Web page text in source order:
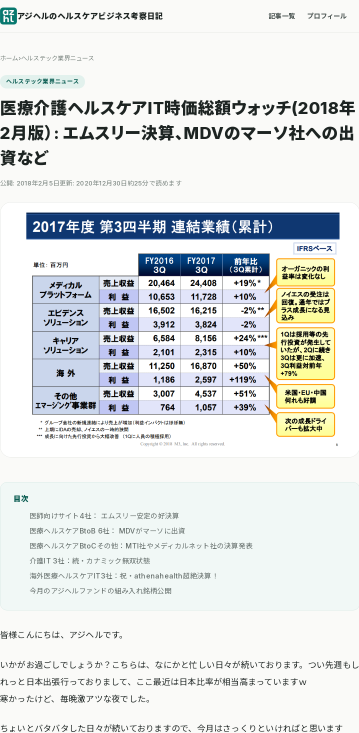
アジヘルのヘルスケアビジネス考察日記 記事一覧 プロフィール
ホーム›ヘルステック業界ニュース
ヘルステック業界ニュース
医療介護ヘルスケアIT時価総額ウォッチ(2018年
2月版）: エムスリー決算、MDVのマーソ社への出
資など
公開: 2018年2月5日 更新: 2020年12月30日 約25分で読めます
目次
医師向けサイト4社： エムスリー安定の好決算
医療ヘルスケアBtoB 6社： MDVがマーソに出資
医療ヘルスケアBtoCその他：MTI社やメディカルネット社の決算発表
介護IT 3社：続・カナミック無双状態
海外医療ヘルスケアIT3社：祝・athenahealth超絶決算！
今月のアジヘルファンドの組み入れ銘柄公開
皆様こんにちは、アジヘルです。
いかがお過ごしでしょうか？こちらは、なにかと忙しい日々が続いております。つい先週もし
れっと日本出張行っておりまして、ここ最近は日本比率が相当高まっていますｗ
寒かったけど、毎晩激アツな夜でした。
ちょいとバタバタした日々が続いておりますので、今月はさっくりといければと思います